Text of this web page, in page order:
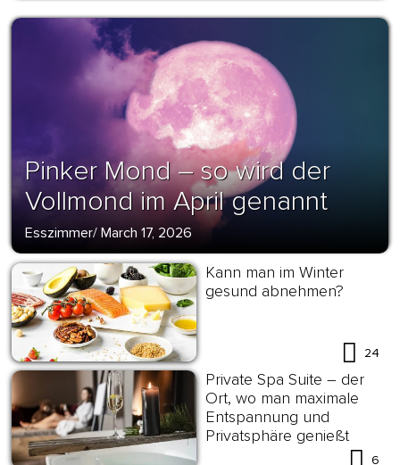
Pinker Mond – so wird der
Vollmond im April genannt
Esszimmer/ March 17, 2026
Kann man im Winter
gesund abnehmen?
24
Private Spa Suite – der
Ort, wo man maximale
Entspannung und
Privatsphäre genießt
6